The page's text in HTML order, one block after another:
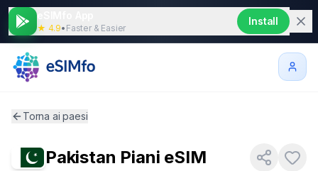
★ 4.9• Faster & Easier
Install
Torna ai paesi
Pakistan Piani eSIM